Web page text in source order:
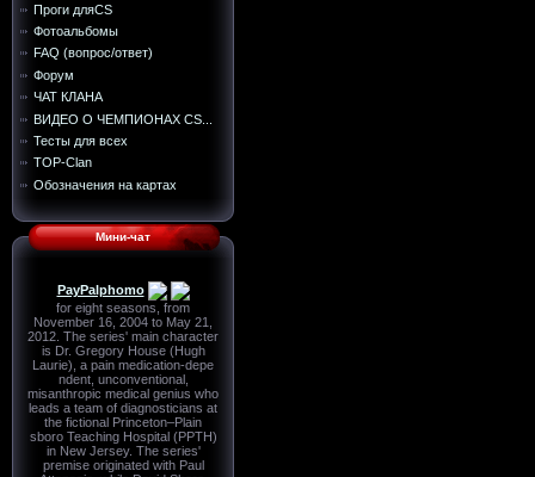
Проги дляCS
Фотоальбомы
FAQ (вопрос/ответ)
Форум
ЧАТ КЛАНА
ВИДЕО О ЧЕМПИОНАХ CS...
Тесты для всех
TOP-Сlan
Обозначения на картах
Мини-чат